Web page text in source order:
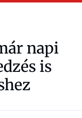
napi
is